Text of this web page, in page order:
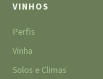
VINHOS
Perfis
Vinha
Solos e Climas